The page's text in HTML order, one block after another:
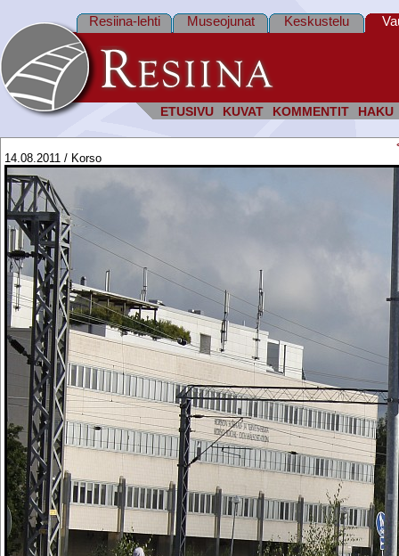
ETUSIVU KUVAT KOMMENTIT HAKU
Resiina-lehti Museojunat Keskustelu
14.08.2011 / Korso